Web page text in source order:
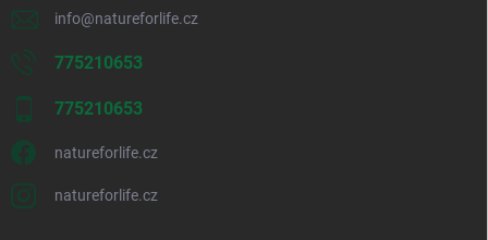
info@natureforlife.cz
775210653
775210653
natureforlife.cz
natureforlife.cz